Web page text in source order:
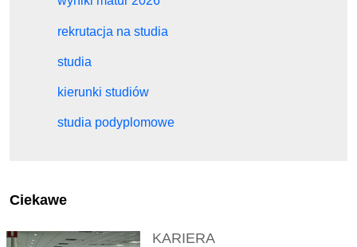
rekrutacja na studia
studia
kierunki studiów
studia podyplomowe
Ciekawe
KARIERA